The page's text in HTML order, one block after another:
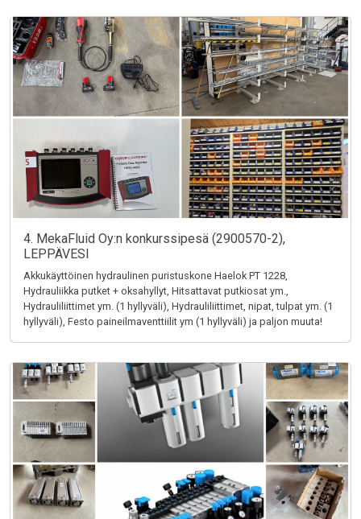
4. MekaFluid Oy:n konkurssipesä (2900570-2),
LEPPÄVESI
Akkukäyttöinen hydraulinen puristuskone Haelok PT 1228,
Hydrauliikka putket + oksahyllyt, Hitsattavat putkiosat ym.,
Hydrauliliittimet ym. (1 hyllyväli), Hydrauliliittimet, nipat, tulpat ym. (1
hyllyväli), Festo paineilmaventtiilit ym (1 hyllyväli) ja paljon muuta!